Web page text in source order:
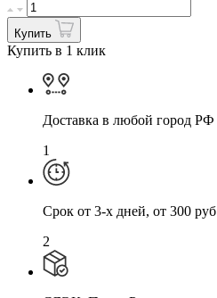
Купить
Купить в 1 клик
Доставка в любой город РФ
1
Cрок от 3-х дней, от 300 руб
2